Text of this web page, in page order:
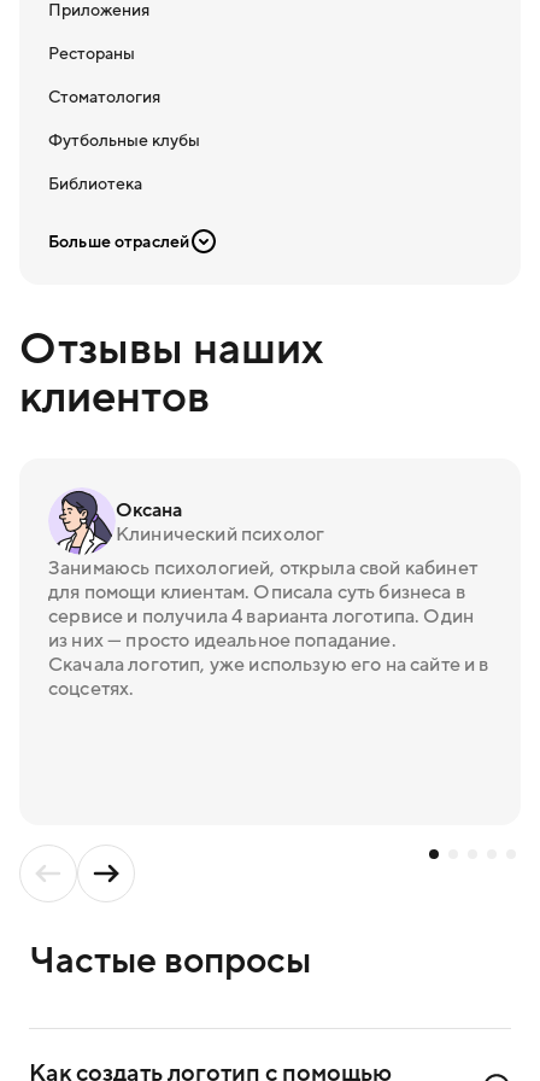
Приложения
Рестораны
Стоматология
Футбольные клубы
Библиотека
Больше отраслей
Отзывы наших
клиентов
Оксана
Клинический психолог
Занимаюсь психологией, открыла свой кабинет
для помощи клиентам. Описала суть бизнеса в
сервисе и получила 4 варианта логотипа. Один
из них — просто идеальное попадание.
Скачала логотип, уже использую его на сайте и в
соцсетях.
Частые вопросы
Как создать логотип с помощью